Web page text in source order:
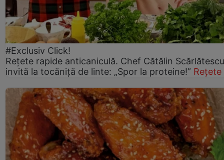
#Exclusiv Click!
Rețete rapide anticaniculă. Chef Cătălin
invită la tocăniță de linte: „Spor la proteine!” Rețete